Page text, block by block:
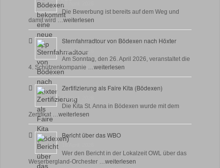
28 April, 2026
Die Bewerbung ist bereits auf dem Weg und
damit wird …weiterlesen
Sternfahrradtour von Bödexen nach Höxter
23 April, 2026
Am Sonntag, den 26. April 2026, veranstaltet die
4. Schützenkompanie …weiterlesen
Zertifizierung als Faire Kita (Bödexen)
17 April, 2026
Die Kita St. Anna in Bödexen wurde mit dem
Zertifikat …weiterlesen
Bericht über das WBO
Wer den Bericht in der Lokalzeit OWL über das
Weserbergland-Orchester …weiterlesen